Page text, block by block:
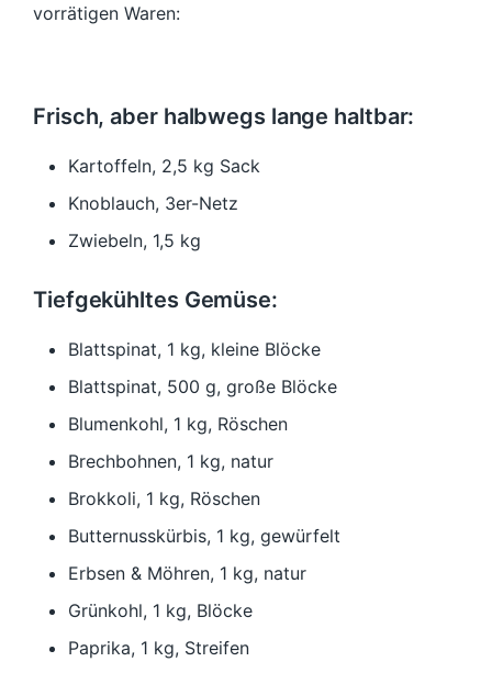
vorrätigen Waren:
Frisch, aber halbwegs lange haltbar:
Kartoffeln, 2,5 kg Sack
Knoblauch, 3er-Netz
Zwiebeln, 1,5 kg
Tiefgekühltes Gemüse:
Blattspinat, 1 kg, kleine Blöcke
Blattspinat, 500 g, große Blöcke
Blumenkohl, 1 kg, Röschen
Brechbohnen, 1 kg, natur
Brokkoli, 1 kg, Röschen
Butternusskürbis, 1 kg, gewürfelt
Erbsen & Möhren, 1 kg, natur
Grünkohl, 1 kg, Blöcke
Paprika, 1 kg, Streifen